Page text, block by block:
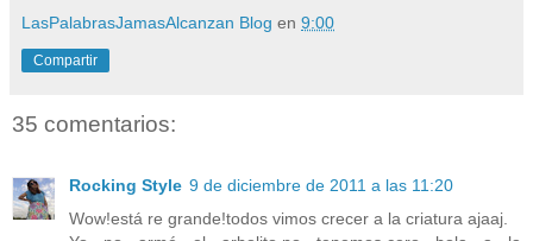
LasPalabrasJamasAlcanzan Blog en 9:00
Compartir
35 comentarios:
Rocking Style 9 de diciembre de 2011 a las 11:20
Wow!está re grande!todos vimos crecer a la criatura ajaaj.